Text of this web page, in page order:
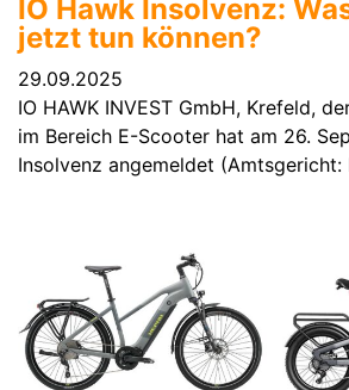
IO Hawk Insolvenz:
jetzt tun können?
29.09.2025
IO HAWK INVEST GmbH, Krefeld,
im Bereich E-Scooter hat am 26.
Insolvenz angemeldet